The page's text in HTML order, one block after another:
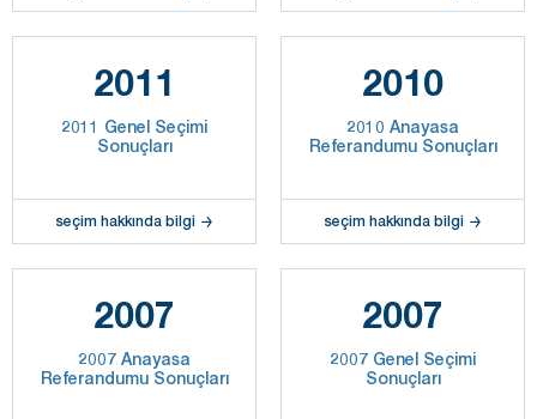
2011
2011 Genel Seçimi
Sonuçları
seçim hakkında bilgi
2010
2010 Anayasa
Referandumu Sonuçları
seçim hakkında bilgi
2007
2007 Anayasa
Referandumu Sonuçları
2007
2007 Genel Seçimi
Sonuçları